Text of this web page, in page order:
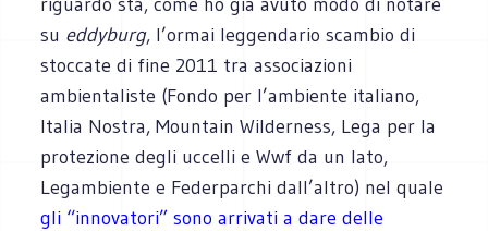
su eddyburg, l’ormai leggendario scambio di
stoccate di fine 2011 tra associazioni
ambientaliste (Fondo per l’ambiente italiano,
Italia Nostra, Mountain Wilderness, Lega per la
protezione degli uccelli e Wwf da un lato,
Legambiente e Federparchi dall’altro) nel quale
gli “innovatori” sono arrivati a dare delle